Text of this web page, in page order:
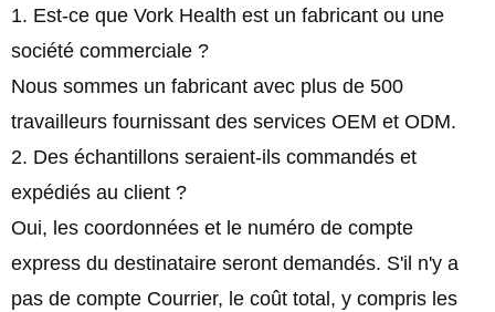
1. Est-ce que Vork Health est un fabricant ou une
société commerciale ?
Nous sommes un fabricant avec plus de 500
travailleurs fournissant des services OEM et ODM.
2. Des échantillons seraient-ils commandés et
expédiés au client ?
Oui, les coordonnées et le numéro de compte
express du destinataire seront demandés. S'il n'y a
pas de compte Courrier, le coût total, y compris les